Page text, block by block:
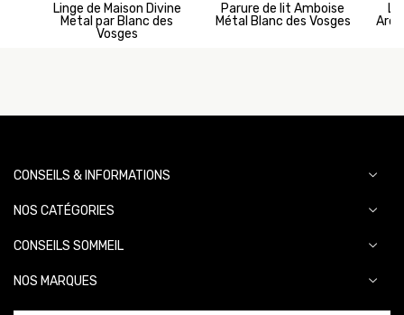
Linge de Maison Divine
Metal par Blanc des
Vosges
Parure de lit Amboise
Métal Blanc des Vosges
CONSEILS & INFORMATIONS
NOS CATÉGORIES
CONSEILS SOMMEIL
NOS MARQUES